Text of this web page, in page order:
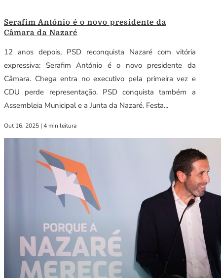
Serafim António é o novo presidente da
Câmara da Nazaré
12 anos depois, PSD reconquista Nazaré com vitória
expressiva: Serafim António é o novo presidente da
Câmara. Chega entra no executivo pela primeira vez e
CDU perde representação. PSD conquista também a
Assembleia Municipal e a Junta da Nazaré. Festa...
Out 16, 2025 | 4 min leitura